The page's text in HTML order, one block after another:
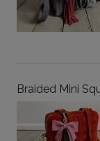
Braided Mini